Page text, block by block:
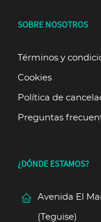
SOBRE NOSOTROS
Términos y
Cookies
Política de
Preguntas
¿DÓNDE ESTAMOS?
Avenida El
(Teguise)